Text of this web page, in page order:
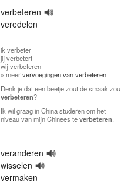
verbeteren
veredelen
ik verbeter
jijverbetert
wijverbeteren
» meervervoegingen van verbeteren
Denk je dat een beetje zout de smaak zou
verbeteren?
Ik wil graag in China studeren om het
niveau van mijn Chinees teverbeteren
veranderen
wisselen
vermaken